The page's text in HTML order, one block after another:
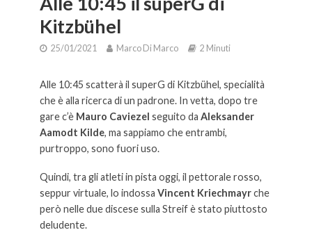
Kitzbühel
25/01/2021 Marco Di Marco 2 Minuti
Alle 10:45 scatterà il superG di Kitzbühel, specialità
che è alla ricerca di un padrone. In vetta, dopo tre
gare c’è Mauro Caviezel seguito da Aleksander
Aamodt Kilde, ma sappiamo che entrambi,
purtroppo, sono fuori uso.
Quindi, tra gli atleti in pista oggi, il pettorale rosso,
seppur virtuale, lo indossa Vincent Kriechmayrche
però nelle due discese sulla Streif è stato piuttosto
deludente.